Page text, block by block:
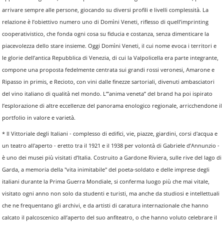
arrivare sempre alle persone, giocando su diversi profili e livelli complessità. La
relazione è l’obiettivo numero uno di Domìni Veneti, riflesso di quell’imprinting
cooperativistico, che fonda ogni cosa su fiducia e costanza, senza dimenticare la
piacevolezza dello stare insieme. Oggi Domìni Veneti, il cui nome evoca i territori e
le glorie dell’antica Repubblica di Venezia, di cui la Valpolicella era parte integrante,
compone una proposta fedelmente centrata sui grandi rossi veronesi, Amarone e
Ripasso in primis, e Recioto, con vini dalle finezze sartoriali, divenuti ambasciatori
del vino italiano di qualità nel mondo. L’”anima veneta” del brand ha poi ispirato
l’esplorazione di altre eccellenze del panorama enologico regionale, arricchendone il
portfolio in valore e varietà.
* Il Vittoriale degli Italiani - complesso di edifici, vie, piazze, giardini, corsi d'acqua e
un teatro all'aperto - eretto tra il 1921 e il 1938 per volontà di Gabriele d’Annunzio -
è uno dei musei più visitati d’Italia. Costruito a Gardone Riviera, sulle rive del lago di
Garda, a memoria della "vita inimitabile" del poeta-soldato e delle imprese degli
italiani durante la Prima Guerra Mondiale, si conferma luogo più che mai vitale,
visitato ogni anno non solo da studenti e turisti, ma anche da studiosi e intellettuali
che ne frequentano gli archivi, e da artisti di caratura internazionale che hanno
calcato il palcoscenico all’aperto del suo anfiteatro, o che hanno voluto celebrare il